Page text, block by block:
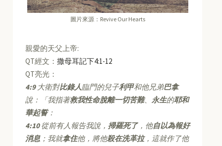
圖片來源：Revive Our Hearts
親愛的天父上帝:
QT經文：撒母耳記下4:1-12
QT亮光：
4:9大衛對比錄人臨門的兒子利甲和他兄弟巴拿
說：「我指著救我性命脫離一切苦難、永生的耶和
華起誓：
4:10從前有人報告我說， 掃羅死了，他自以為報好
消息；我就拿住他，將他殺在洗革拉，這就作了他